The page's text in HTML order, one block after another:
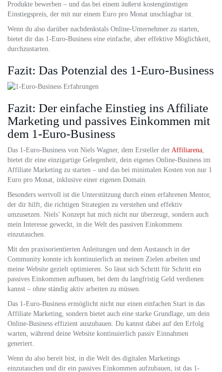
Produkte bewerben – und das bei einem äußerst kostengünstigen
Einstiegspreis, der mit nur einem Euro pro Monat unschlagbar ist.
Wenn du also darüber nachdenkstals Online-Unternehmer zu starten,
bietet dir das 1-Euro-Business eine einfache, aber effektive Möglichkeit,
durchzustarten.
Fazit: Das Potenzial des 1-Euro-Business
Fazit: Der einfache Einstieg ins Affiliate
Marketing und passives Einkommen mit
dem 1-Euro-Business
Das 1-Euro-Business von Niels Wagner, dem Ersteller der Affiliarena,
bietet dir eine einzigartige Gelegenheit, dein eigenes Online-Business im
Affiliate Marketing zu starten – und das bei minimalen Kosten von nur 1
Euro pro Monat, inklusive einer eigenen Domain.
Besonders wertvoll ist die Unterstützung durch einen erfahrenen Mentor,
der dir hilft, die richtigen Strategien zu verstehen und effektiv
umzusetzen. Niels’ Konzept hat mich nicht nur überzeugt, sondern auch
mein Interesse geweckt, in die Welt des passiven Einkommens
einzutauchen.
Mit den praxisorientierten Anleitungen und dem Austausch in der
Community konnte ich kontinuierlich an meinen Zielen arbeiten und
meine Website gezielt optimieren. So lässt sich Schritt für Schritt ein
passives Einkommen aufbauen, bei dem du langfristig Geld verdienen
kannst – ohne ständig aktiv arbeiten zu müssen.
Das 1-Euro-Business ermöglicht nicht nur einen einfachen Start in das
Affiliate Marketing, sondern bietet auch eine starke Grundlage, um dein
Online-Business effizient auszubauen. Du kannst dabei auf den Erfolg
warten, während deine Website kontinuierlich passiv Einnahmen
generiert.
Wenn du also bereit bist, in die Welt des digitalen Marketings
einzutauchen und dir ein passives Einkommen aufzubauen, ist das 1-